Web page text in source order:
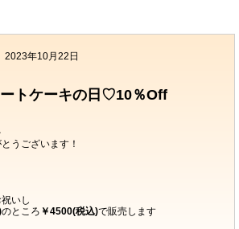
2023年10月22日
トケーキの日♡10％Off
うございます！
いし
のところ ￥4500(税込)で販売します